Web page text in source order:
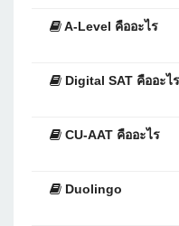
A-Level คืออะไร
Digital SAT คืออะไร
CU-AAT คืออะไร
Duolingo